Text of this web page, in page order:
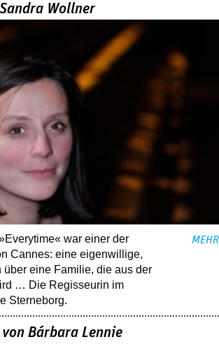
Wollner
war einer der
Cannes: eine eigenwillige,
über eine ­Familie, die aus der
… Die Regisseurin im
Sterneborg.
MEHR
Bárbara Lennie